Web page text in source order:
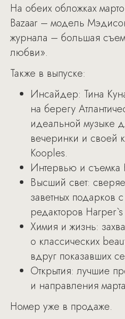
На обеих обложках
Bazaar – модель
журнала – большая
любви».
Также в выпуске:
Инсайдер: Тина
на берегу
идеальной музыке
вечеринки и своей
Kooples.
Интервью и
Высший свет:
заветных подарков
редакторов Harper`s
Химия и жизнь:
о классических
вдруг показавших
Открытия: лучшие
и направления
Номер уже в продаже.